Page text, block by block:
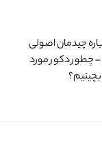
چیدمان اصولی
چطور دکور مورد